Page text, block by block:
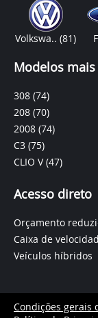
Volkswa..(81)
Modelos
308 (74)
208 (70)
2008 (74)
C3 (75)
CLIO V(47)
Acesso direto
Orçamento
Caixa de
Veículos híbridos
Condições gerais